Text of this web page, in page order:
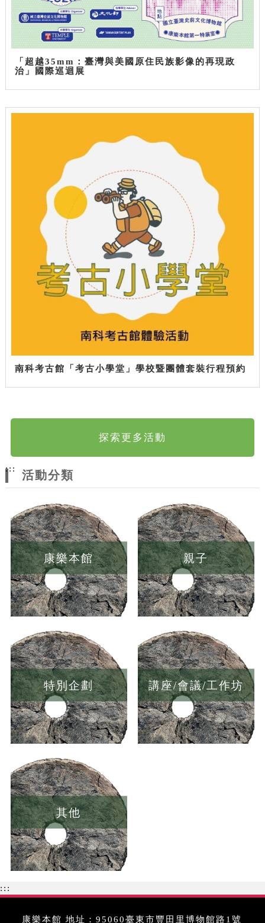
「超越35mm：臺灣與美國原住民族影像的再現政
治」國際巡迴展
南科考古館「考古小學堂」學校暨團體套裝行程預約
探索更多活動
:::
活動分類
康樂本館 親子
特別企劃 講座/會議/工作坊
其他
:::
康樂本館 地址：95060臺東市豐田里博物館路1號